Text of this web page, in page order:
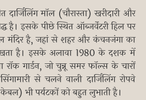
मॉल (चौरास्ता) खरीदारी और
है। इसके पीछे स्थित ऑब्जर्वेटरी हिल पर
मंदिर है, जहां से शहर और कंचनजंगा का
है। इसके अलावा 1980 के दशक में
रॉक गार्डन, जो चुन्नू समर फॉल्स के चारों
से चलने वाली दार्जिलिंग रोपवे
भी पर्यटकों को बहुत लुभाती है।